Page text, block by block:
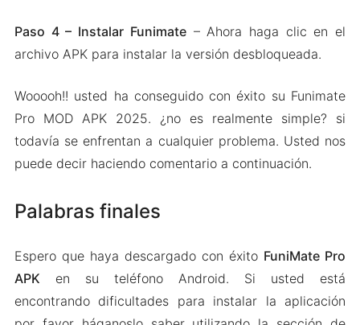
Paso 4 – Instalar Funimate– Ahora haga clic en el
archivo APK para instalar la versión desbloqueada.
Wooooh!! usted ha conseguido con éxito su Funimate
Pro MOD APK 2025. ¿no es realmente simple? si
todavía se enfrentan a cualquier problema. Usted nos
puede decir haciendo comentario a continuación.
Palabras finales
Espero que haya descargado con éxito FuniMate Pro
APK en su teléfono Android. Si usted está
encontrando dificultades para instalar la aplicación